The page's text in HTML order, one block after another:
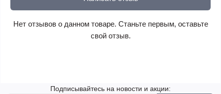
Нет отзывов о данном товаре. Станьте первым, оставьте
свой отзыв.
Подписывайтесь на новости и акции: